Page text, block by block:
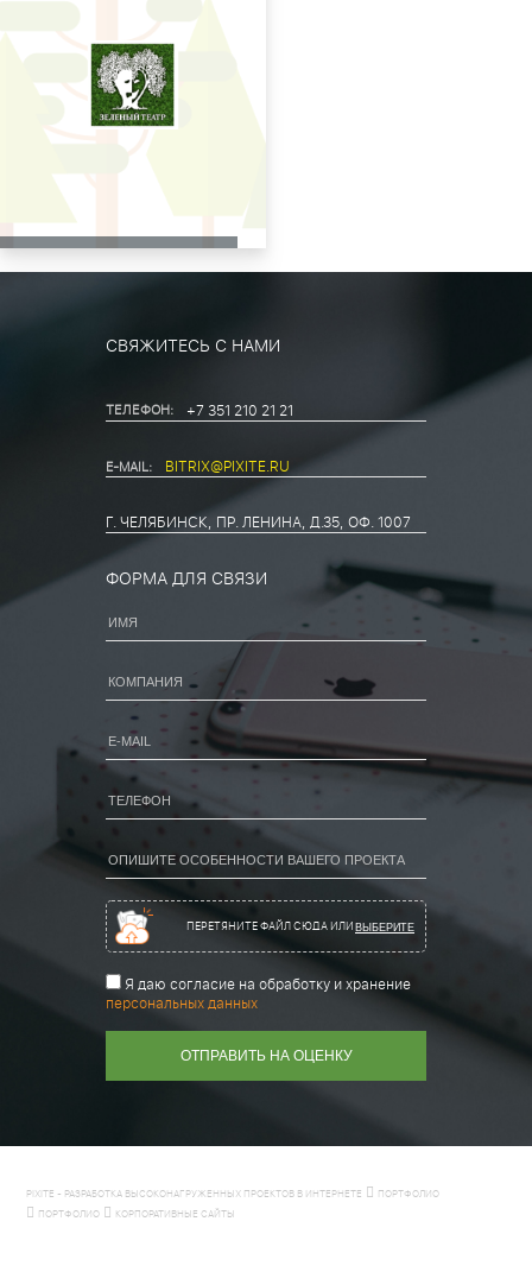
СВЯЖИТЕСЬ С НАМИ
ТЕЛЕФОН: +7 351 210 21 21
E-MAIL: BITRIX@PIXITE.RU
Г. ЧЕЛЯБИНСК, ПР. ЛЕНИНА, Д.35, ОФ. 1007
ФОРМА ДЛЯ СВЯЗИ
ПЕРЕТЯНИТЕ ФАЙЛ СЮДА ИЛИ ВЫБЕРИТЕ
Я даю согласие на обработку и хранение
персональных данных
PIXITE - РАЗРАБОТКА ВЫСОКОНАГРУЖЕННЫХ ПРОЕКТОВ В ИНТЕРНЕТЕ ПОРТФОЛИО
ПОРТФОЛИО КОРПОРАТИВНЫЕ САЙТЫ